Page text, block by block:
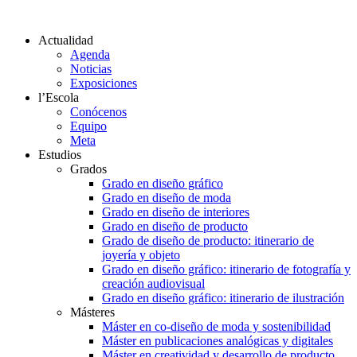
Actualidad
Agenda
Noticias
Exposiciones
l’Escola
Conócenos
Equipo
Meta
Estudios
Grados
Grado en diseño gráfico
Grado en diseño de moda
Grado en diseño de interiores
Grado en diseño de producto
Grado de diseño de producto: itinerario de
joyería y objeto
Grado en diseño gráfico: itinerario de fotografía y
creación audiovisual
Grado en diseño gráfico: itinerario de ilustración
Másteres
Máster en co-diseño de moda y sostenibilidad
Máster en publicaciones analógicas y digitales